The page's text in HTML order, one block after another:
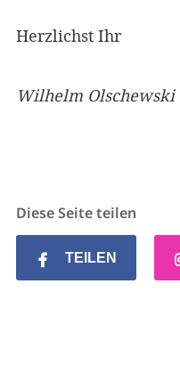
Herzlichst Ihr
Wilhelm Olschewski
Diese Seite teilen
TEILEN